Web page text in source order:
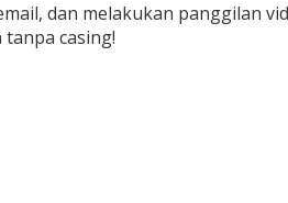
dan melakukan panggilan
casing!